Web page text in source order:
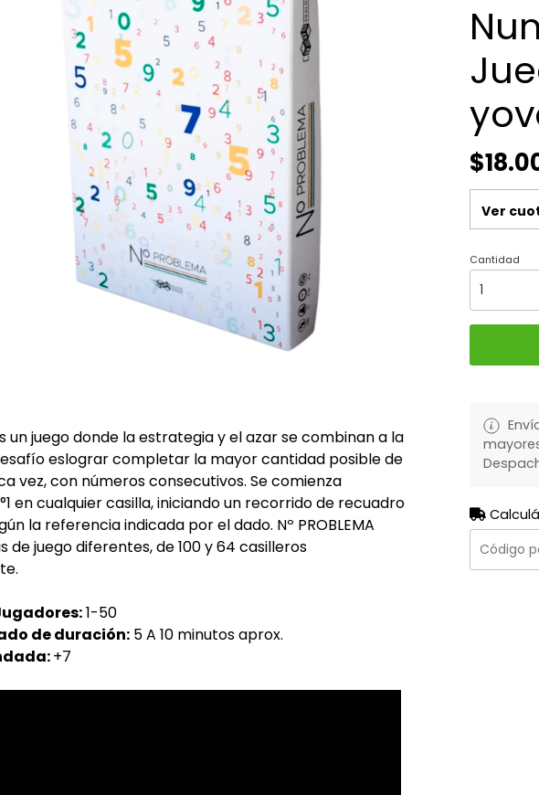
un juego donde la estrategia y el azar se combinan a la
eslograr completar la mayor cantidad posible de
vez, con números consecutivos. Se comienza
en cualquier casilla, iniciando un recorrido de recuadro
la referencia indicada por el dado. Nº PROBLEMA
de juego diferentes, de 100 y 64 casilleros
1-50
de duración:5 A 10 minutos aprox.
+7
Ver
Cantidad